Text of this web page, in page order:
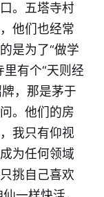
。五塔寺村
他们也经常
是为了“做学
有个“天则经
，那是茅于
。他们的房
我只有仰视
为任何领域
挑自己喜欢